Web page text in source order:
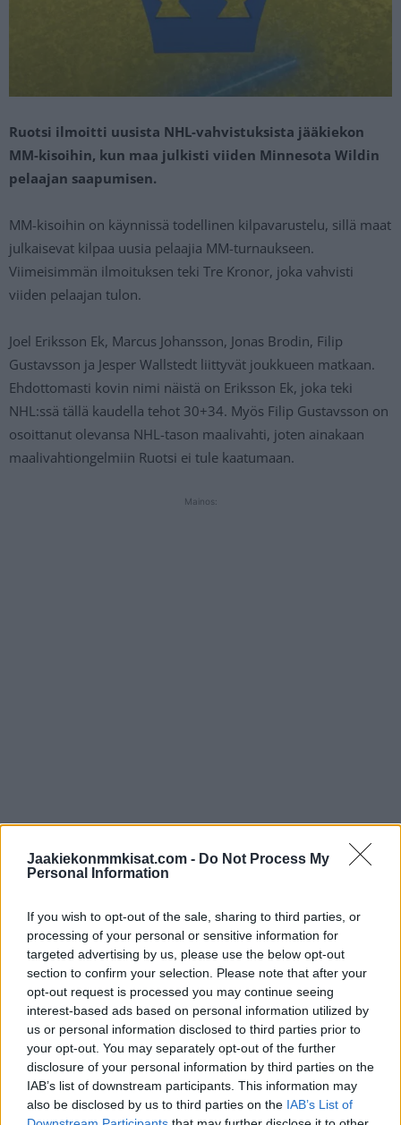
Jaakiekonmmkisat.com - Do Not Process My
Personal Information
If you wish to opt-out of the sale, sharing to third parties, or
processing of your personal or sensitive information for
targeted advertising by us, please use the below opt-out
section to confirm your selection. Please note that after your
opt-out request is processed you may continue seeing
interest-based ads based on personal information utilized by
us or personal information disclosed to third parties prior to
your opt-out. You may separately opt-out of the further
disclosure of your personal information by third parties on the
IAB’s list of downstream participants. This information may
also be disclosed by us to third parties on the IAB’s List of
Ruotsi ilmoitti uusista NHL-vahvistuksista jääkiekon
MM-kisoihin, kun maa julkisti viiden Minnesota Wildin
pelaajan saapumisen.
MM-kisoihin on käynnissä todellinen kilpavarustelu, sillä maat
julkaisevat kilpaa uusia pelaajia MM-turnaukseen.
Viimeisimmän ilmoituksen teki Tre Kronor, joka vahvisti
viiden pelaajan tulon.
Joel Eriksson Ek, Marcus Johansson, Jonas Brodin, Filip
Gustavsson ja Jesper Wallstedt liittyvät joukkueen matkaan.
Ehdottomasti kovin nimi näistä on Eriksson Ek, joka teki
NHL:ssä tällä kaudella tehot 30+34. Myös Filip Gustavsson on
osoittanut olevansa NHL-tason maalivahti, joten ainakaan
maalivahtiongelmiin Ruotsi ei tule kaatumaan.
Mainos:
Jo ennestään Ruotsin nipusta löytyy laatua, sillä esimerkiksi
Erik Karlsson on vahvistanutosallistumisensa MM-
sekä hyökkääjät Andre Burakovsky ja Victor Olofsson
saapuvat MM-kisoihin.
Edellinen artikkeli Seuraava artikkeli